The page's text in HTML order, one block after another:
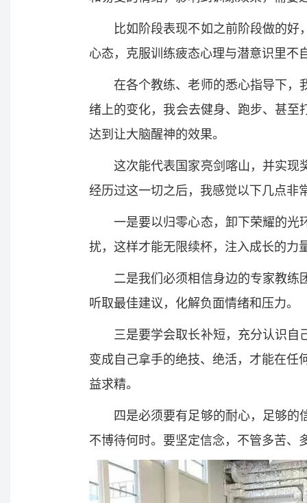
比如阶段表现不如之前阶段做的
心态，克服训练疲态心理与潜意识里不
在各个教练、老师的悉心指导下，
绪上的变化，我会去健身、跑步、甚至
达到让大脑醒神的效果。
这次能代表国家亮剑喀山，并实现
经历过这一切之后，我感觉以下几点非
一是要以归零心态，卸下荣耀的光
扰，这样才能无限续杯，注入成长的力
二是我们必须相信身边的专家教练
听取最佳建议，化解负面情绪和压力。
三是要学会取长补短，充分认识自
变成自己拿手的绝技、绝活，才能在任
益求精。
四是必须要有足够的耐心，足够
不博待何时。要坚定信念，不管多苦、